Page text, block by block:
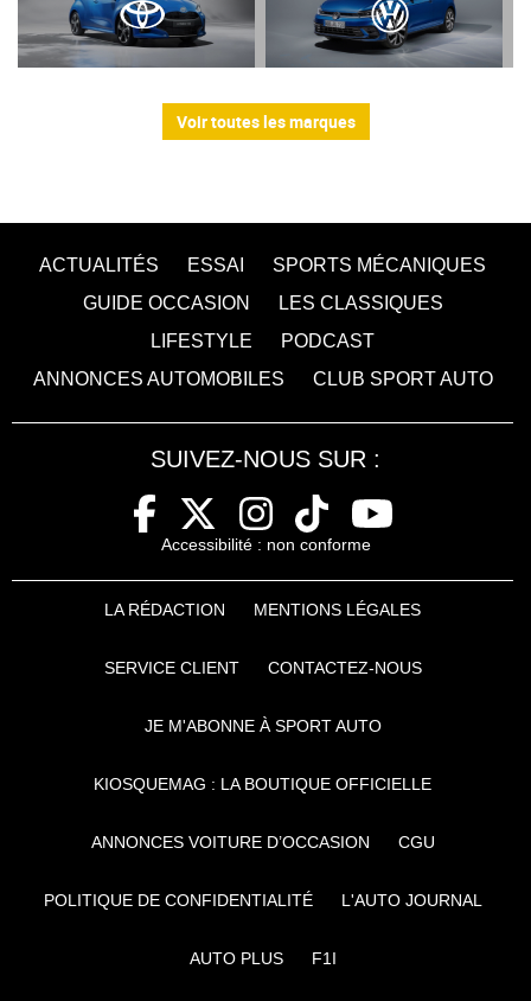
Voir toutes les marques
ACTUALITÉS ESSAI
SPORTS MÉCANIQUES
GUIDE OCCASION
LES CLASSIQUES
LIFESTYLE
PODCAST
ANNONCES AUTOMOBILES
CLUB SPORT AUTO
SUIVEZ-NOUS SUR :
Accessibilité : non conforme
LA RÉDACTION MENTIONS LÉGALES
SERVICE CLIENT CONTACTEZ-NOUS
JE M'ABONNE À SPORT AUTO
KIOSQUEMAG : LA BOUTIQUE OFFICIELLE
ANNONCES VOITURE D’OCCASION CGU
POLITIQUE DE CONFIDENTIALITÉ L'AUTO JOURNAL
AUTO PLUS F1I